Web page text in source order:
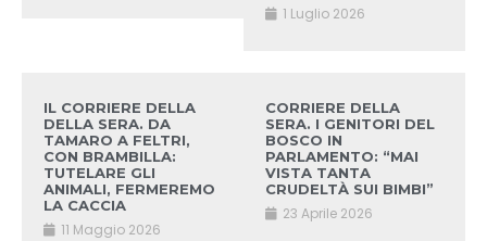
1 Luglio 2026
IL CORRIERE DELLA
DELLA SERA. DA
TAMARO A FELTRI,
CON BRAMBILLA:
TUTELARE GLI
ANIMALI, FERMEREMO
LA CACCIA
11 Maggio 2026
CORRIERE DELLA
SERA. I GENITORI DEL
BOSCO IN
PARLAMENTO: “MAI
VISTA TANTA
CRUDELTÀ SUI BIMBI”
23 Aprile 2026